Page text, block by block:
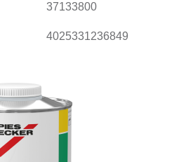
37133800
4025331236849